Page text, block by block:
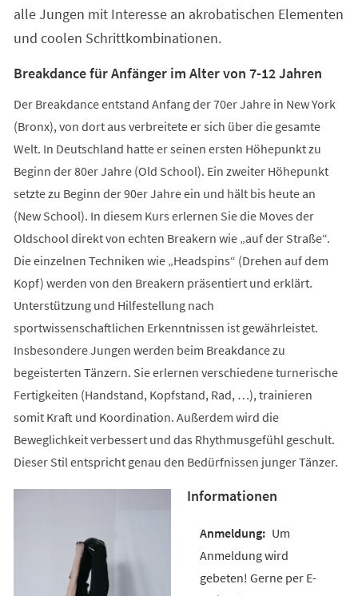
alle Jungen mit Interesse an akrobatischen Elementen
und coolen Schrittkombinationen.
Breakdance für Anfänger im Alter von 7-12 Jahren
Der Breakdance entstand Anfang der 70er Jahre in New York
(Bronx), von dort aus verbreitete er sich über die gesamte
Welt. In Deutschland hatte er seinen ersten Höhepunkt zu
Beginn der 80er Jahre (Old School). Ein zweiter Höhepunkt
setzte zu Beginn der 90er Jahre ein und hält bis heute an
(New School). In diesem Kurs erlernen Sie die Moves der
Oldschool direkt von echten Breakern wie „auf der Straße“.
Die einzelnen Techniken wie „Headspins“ (Drehen auf dem
Kopf) werden von den Breakern präsentiert und erklärt.
Unterstützung und Hilfestellung nach
sportwissenschaftlichen Erkenntnissen ist gewährleistet.
Insbesondere Jungen werden beim Breakdance zu
begeisterten Tänzern. Sie erlernen verschiedene turnerische
Fertigkeiten (Handstand, Kopfstand, Rad, …), trainieren
somit Kraft und Koordination. Außerdem wird die
Beweglichkeit verbessert und das Rhythmusgefühl geschult.
Dieser Stil entspricht genau den Bedürfnissen junger Tänzer.
Informationen
Um
Anmeldung wird
gebeten! Gerne per E-